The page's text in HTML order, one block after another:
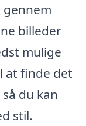
billeder
mulige
at finde det
du kan
stil.